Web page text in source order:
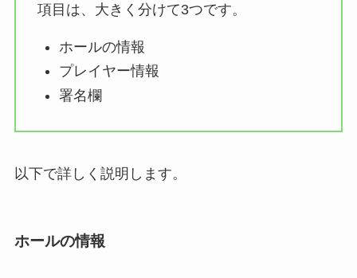
項目は、大きく分けて3つです。
ホールの情報
プレイヤー情報
署名欄
以下で詳しく説明します。
ホールの情報